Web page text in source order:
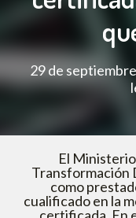
29 de
El
Transformación
como
cualificado en la
certificada. En